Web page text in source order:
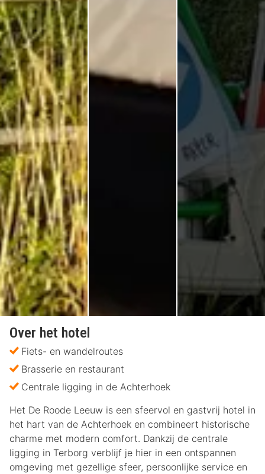
Over het hotel
Fiets- en wandelroutes
Brasserie en restaurant
Centrale ligging in de Achterhoek
Het De Roode Leeuw is een sfeervol en gastvrij hotel in
het hart van de Achterhoek en combineert historische
charme met modern comfort. Dankzij de centrale
ligging in Terborg verblijf je hier in een ontspannen
omgeving met gezellige sfeer, persoonlijke service en